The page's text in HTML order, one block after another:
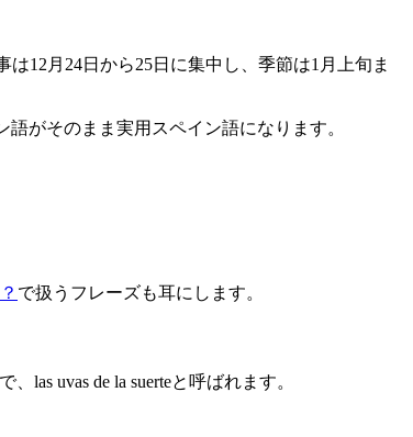
12月24日から25日に集中し、季節は1月上旬ま
がそのまま実用スペイン語になります。
で扱うフレーズも耳にします。
las uvas de la suerteと呼ばれます。